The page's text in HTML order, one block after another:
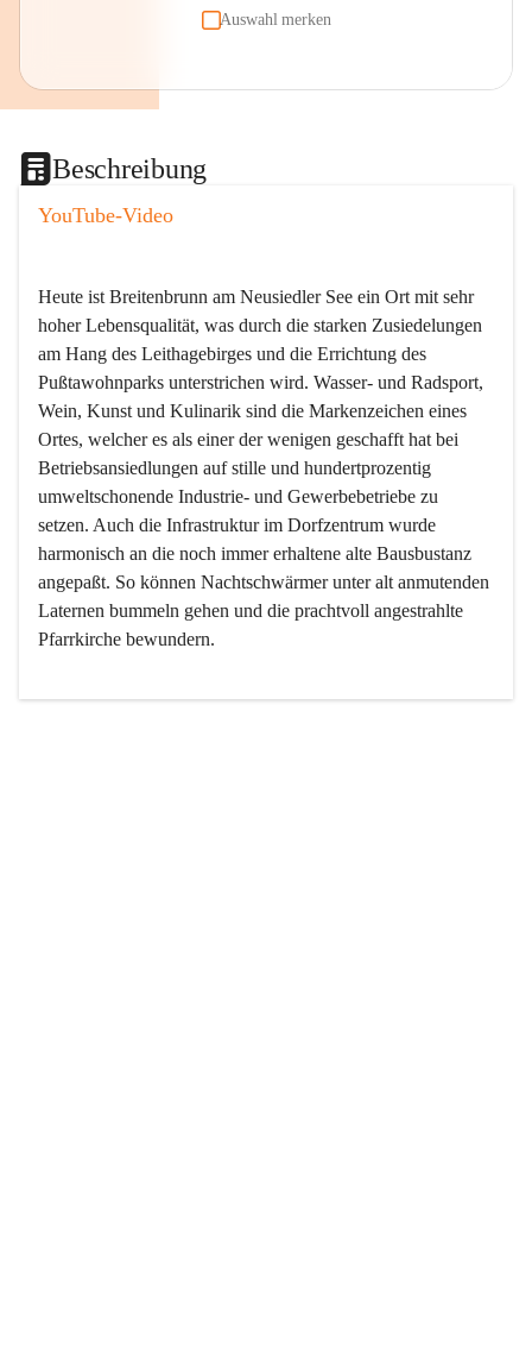
Auswahl merken
Beschreibung
YouTube-Video
Heute ist Breitenbrunn am Neusiedler See ein Ort mit sehr
hoher Lebensqualität, was durch die starken Zusiedelungen
am Hang des Leithagebirges und die Errichtung des
Pußtawohnparks unterstrichen wird. Wasser- und Radsport,
Wein, Kunst und Kulinarik sind die Markenzeichen eines
Ortes, welcher es als einer der wenigen geschafft hat bei
Betriebsansiedlungen auf stille und hundertprozentig
umweltschonende Industrie- und Gewerbebetriebe zu
setzen. Auch die Infrastruktur im Dorfzentrum wurde
harmonisch an die noch immer erhaltene alte Bausbustanz
angepaßt. So können Nachtschwärmer unter alt anmutenden
Laternen bummeln gehen und die prachtvoll angestrahlte
Pfarrkirche bewundern.
Der Weinbau dominert heute nicht mehr, ist aber integrativer